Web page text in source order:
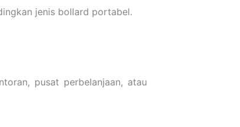
jenis bollard portabel.
pusat perbelanjaan, atau